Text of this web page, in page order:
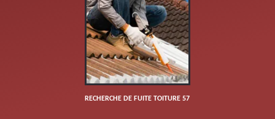
RECHERCHE DE FUITE TOITURE 57